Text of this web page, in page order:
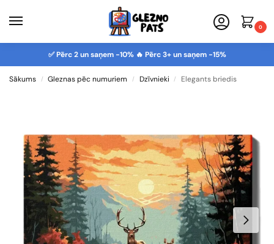
0
✅ Pērc 2 un saņem -10% 🔥 Pērc 3+ un saņem -15%
Sākums / Gleznas pēc numuriem / Dzīvnieki / Elegants briedis